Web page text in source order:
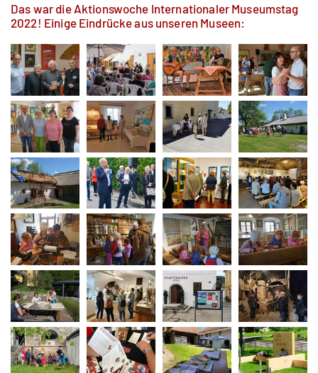
Das war die Aktionswoche Internationaler Museumstag
2022! Einige Eindrücke aus unseren Museen: